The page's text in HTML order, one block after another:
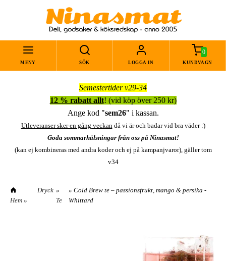
MENY SÖK LOGGA IN
0
KUNDVAGN
Semestertider v29-34
12 % rabatt allt! (vid köp över 250 kr)
Ange kod "sem26" i kassan.
Utleveranser sker en gång veckandå vi är och badar vid bra väder :)
Goda sommarhälsningar från oss på Ninasmat!
(kan ej kombineras med andra koder och ej på kampanjvaror), gäller tom
v34
Hem »
Dryck »
Te
» Cold Brew te – passionsfrukt, mango & persika -
Whittard